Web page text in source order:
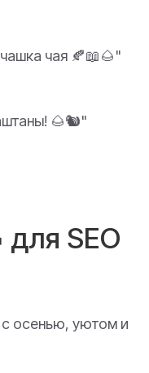
чая 🍂📖🌰"
🌰🐿️"
SEO
осенью, уютом и